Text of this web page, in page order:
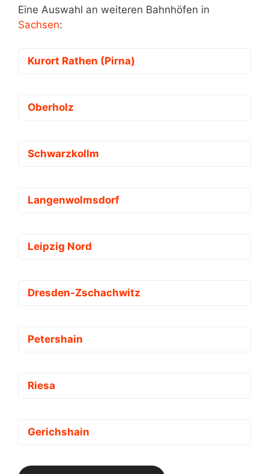
Eine Auswahl an weiteren Bahnhöfen in
Sachsen:
Kurort Rathen (Pirna)
Oberholz
Schwarzkollm
Langenwolmsdorf
Leipzig Nord
Dresden-Zschachwitz
Petershain
Riesa
Gerichshain